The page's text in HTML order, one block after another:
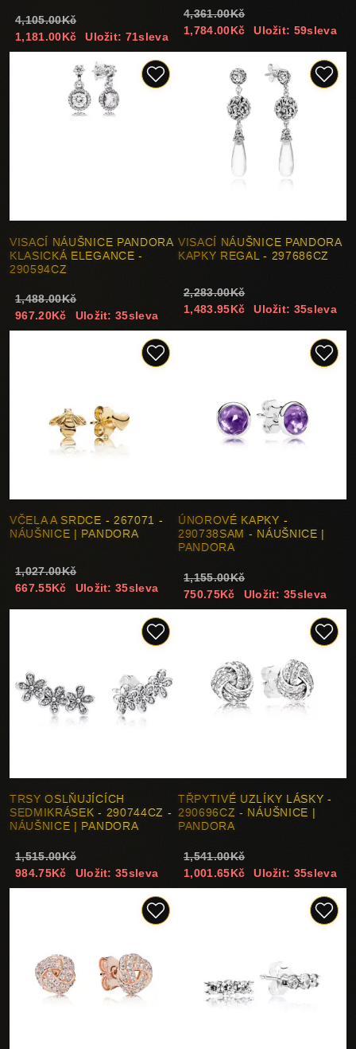
4,105.00Kč
1,181.00Kč
Uložit: 71sleva
4,361.00Kč
1,784.00Kč
Uložit: 59sleva
VISACÍ NÁUŠNICE PANDORA
KLASICKÁ ELEGANCE -
290594CZ
1,488.00Kč
967.20Kč
Uložit: 35sleva
VISACÍ NÁUŠNICE PANDORA
KAPKY REGAL - 297686CZ
2,283.00Kč
1,483.95Kč
Uložit: 35sleva
VČELA A SRDCE - 267071 -
NÁUŠNICE | PANDORA
1,027.00Kč
667.55Kč
Uložit: 35sleva
ÚNOROVÉ KAPKY -
290738SAM - NÁUŠNICE |
PANDORA
1,155.00Kč
750.75Kč
Uložit: 35sleva
TRSY OSLŇUJÍCÍCH
SEDMIKRÁSEK - 290744CZ -
NÁUŠNICE | PANDORA
1,515.00Kč
984.75Kč
Uložit: 35sleva
TŘPYTIVÉ UZLÍKY LÁSKY -
290696CZ - NÁUŠNICE |
PANDORA
1,541.00Kč
1,001.65Kč
Uložit: 35sleva